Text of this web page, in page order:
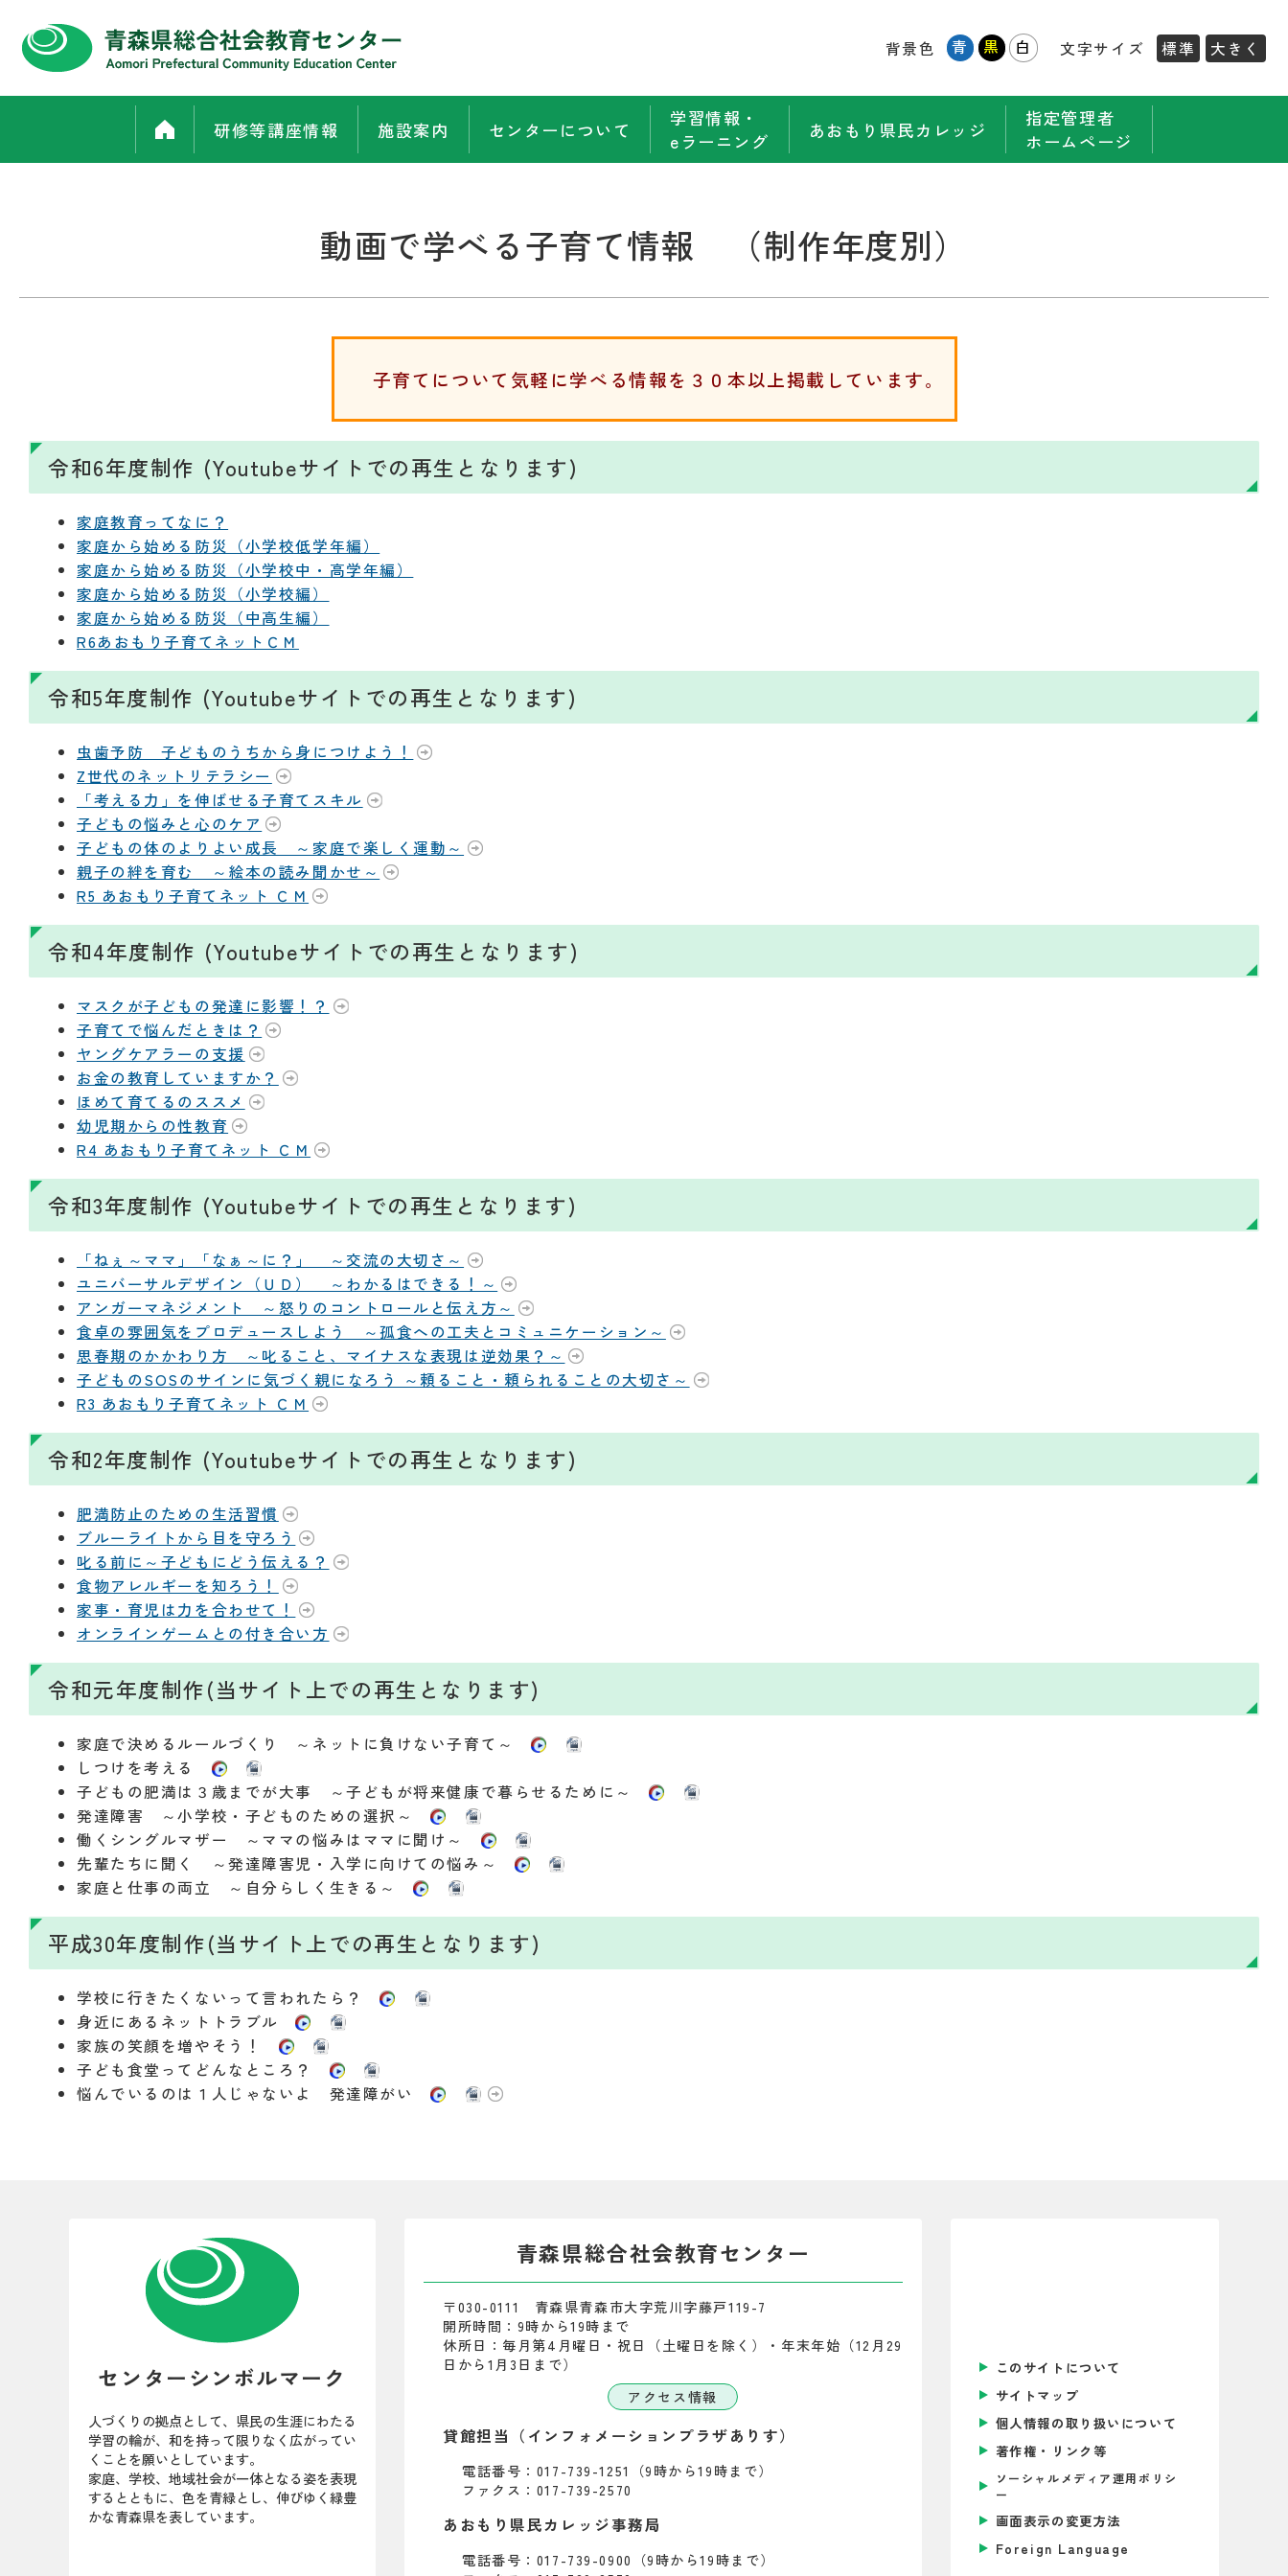
背景色 青 黒 白 文字サイズ 標準 大きく
研修等講座情報 施設案内 センターについて
学習情報・
eラーニング
あおもり県民カレッジ
指定管理者
ホームページ
動画で学べる子育て情報 （制作年度別）
子育てについて気軽に学べる情報を３０本以上掲載しています。
令和6年度制作 (Youtubeサイトでの再生となります)
家庭教育ってなに？
家庭から始める防災（小学校低学年編）
家庭から始める防災（小学校中・高学年編）
家庭から始める防災（小学校編）
家庭から始める防災（中高生編）
R6あおもり子育てネットＣＭ
令和5年度制作 (Youtubeサイトでの再生となります)
虫歯予防 子どものうちから身につけよう！
Z世代のネットリテラシー
「考える力」を伸ばせる子育てスキル
子どもの悩みと心のケア
子どもの体のよりよい成長 ～家庭で楽しく運動～
親子の絆を育む ～絵本の読み聞かせ～
R5 あおもり子育てネット ＣＭ
令和4年度制作 (Youtubeサイトでの再生となります)
マスクが子どもの発達に影響！？
子育てで悩んだときは？
ヤングケアラーの支援
お金の教育していますか？
ほめて育てるのススメ
幼児期からの性教育
R4 あおもり子育てネット ＣＭ
令和3年度制作 (Youtubeサイトでの再生となります)
「ねぇ～ママ」「なぁ～に？」 ～交流の大切さ～
ユニバーサルデザイン（ＵＤ） ～わかるはできる！～
アンガーマネジメント ～怒りのコントロールと伝え方～
食卓の雰囲気をプロデュースしよう ～孤食への工夫とコミュニケーション～
思春期のかかわり方 ～叱ること、マイナスな表現は逆効果？～
子どものSOSのサインに気づく親になろう ～頼ること・頼られることの大切さ～
R3 あおもり子育てネット ＣＭ
令和2年度制作 (Youtubeサイトでの再生となります)
肥満防止のための生活習慣
ブルーライトから目を守ろう
叱る前に～子どもにどう伝える？
食物アレルギーを知ろう！
家事・育児は力を合わせて！
オンラインゲームとの付き合い方
令和元年度制作(当サイト上での再生となります)
家庭で決めるルールづくり ～ネットに負けない子育て～
しつけを考える
子どもの肥満は３歳までが大事 ～子どもが将来健康で暮らせるために～
発達障害 ～小学校・子どものための選択～
働くシングルマザー ～ママの悩みはママに聞け～
先輩たちに聞く ～発達障害児・入学に向けての悩み～
家庭と仕事の両立 ～自分らしく生きる～
平成30年度制作(当サイト上での再生となります)
学校に行きたくないって言われたら？
身近にあるネットトラブル
家族の笑顔を増やそう！
子ども食堂ってどんなところ？
悩んでいるのは１人じゃないよ 発達障がい
センターシンボルマーク
人づくりの拠点として、県民の生涯にわたる
学習の輪が、和を持って限りなく広がってい
くことを願いとしています。
家庭、学校、地域社会が一体となる姿を表現
するとともに、色を青緑とし、伸びゆく緑豊
かな青森県を表しています。
青森県総合社会教育センター
〒030-0111 青森県青森市大字荒川字藤戸119-7
開所時間：9時から19時まで
休所日：毎月第4月曜日・祝日（土曜日を除く）・年末年始（12月29
日から1月3日まで）
アクセス情報
貸館担当（インフォメーションプラザありす）
電話番号：017-739-1251（9時から19時まで）
ファクス：017-739-2570
あおもり県民カレッジ事務局
電話番号：017-739-0900（9時から19時まで）
このサイトについて
サイトマップ
個人情報の取り扱いについて
著作権・リンク等
ソーシャルメディア運用ポリシ
ー
画面表示の変更方法
Foreign Language